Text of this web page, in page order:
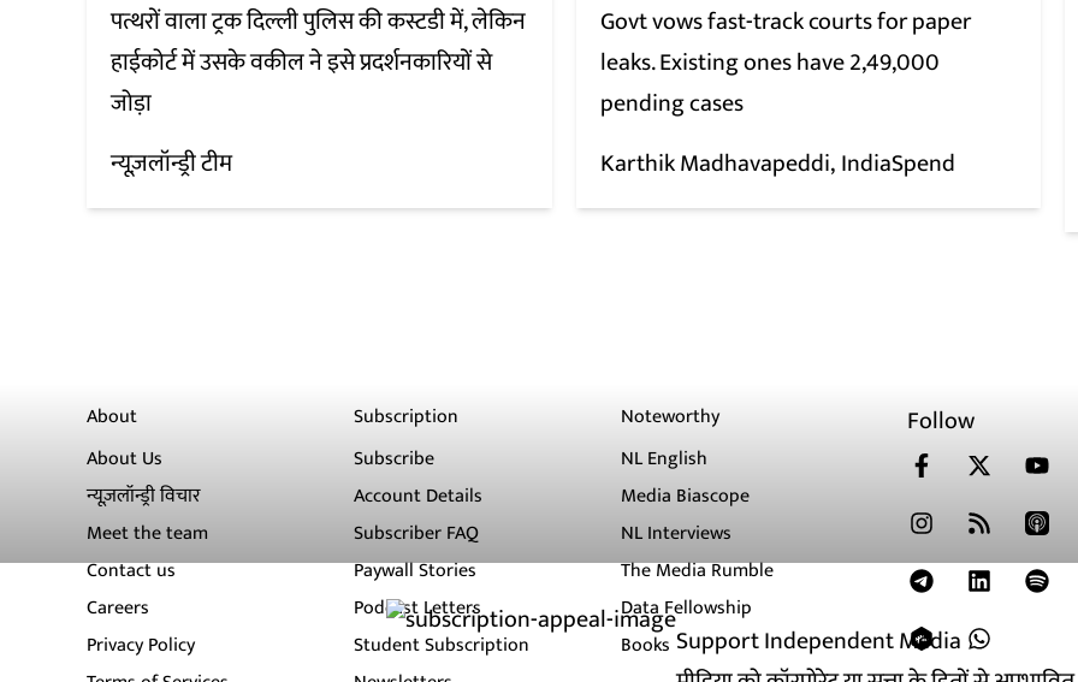
Support Independent Media
पत्थरों वाला ट्रक दिल्ली पुलिस की कस्टडी में, लेकिन
हाईकोर्ट में उसके वकील ने इसे प्रदर्शनकारियों से
जोड़ा
न्यूज़लॉन्ड्री टीम
Govt vows fast-track courts for paper
leaks. Existing ones have 2,49,000
pending cases
Karthik Madhavapeddi IndiaSpend
About
About Us
न्यूज़लॉन्ड्री विचार
Meet the team
Contact us
Careers
Privacy Policy
Subscription
Subscribe
Account Details
Subscriber FAQ
Paywall Stories
Podcast Letters
Student Subscription
Noteworthy
NL English
Media Biascope
NL Interviews
The Media Rumble
Data Fellowship
Books
Follow